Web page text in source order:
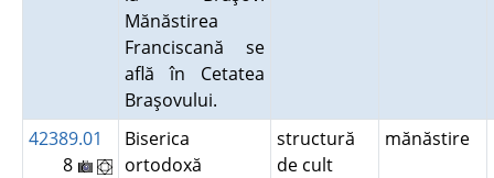
Mănăstirea
Franciscană se
află în Cetatea
Braşovului.
42389.01
8
Biserica
ortodoxă
structură
de cult
mănăstire